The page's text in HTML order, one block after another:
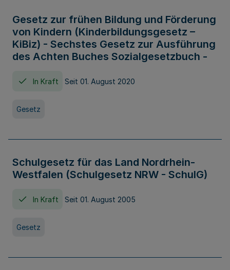
Gesetz zur frühen Bildung und Förderung
von Kindern (Kinderbildungsgesetz –
KiBiz) - Sechstes Gesetz zur Ausführung
des Achten Buches Sozialgesetzbuch -
In Kraft Seit 01. August 2020
Gesetz
Schulgesetz für das Land Nordrhein-
Westfalen (Schulgesetz NRW - SchulG)
In Kraft Seit 01. August 2005
Gesetz